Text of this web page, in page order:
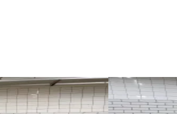
Używane
PLATFORM